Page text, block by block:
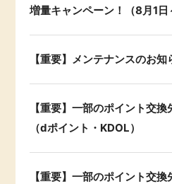
増量キャンペーン！（8月1日
【重要】メンテナンスのお知
【重要】一部のポイント交
（dポイント・KDOL）
【重要】一部のポイント交